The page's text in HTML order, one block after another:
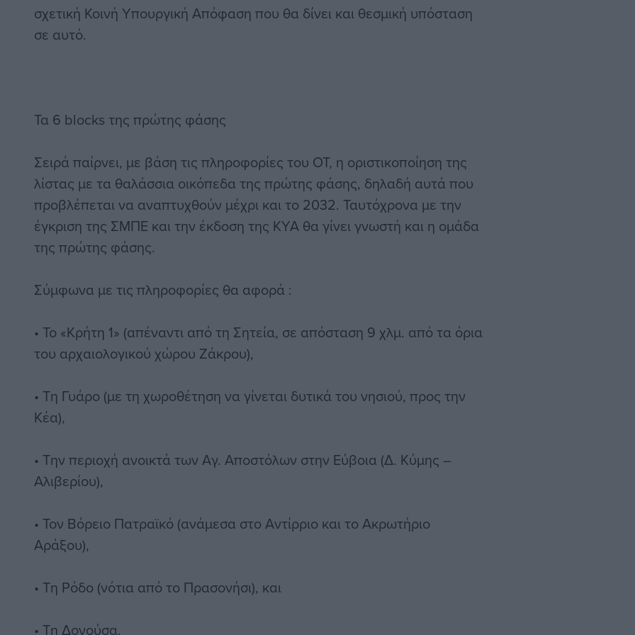
σχετική Κοινή Υπουργική Απόφαση που θα δίνει και θεσμική υπόσταση
σε αυτό.
Τα 6 blocks της πρώτης φάσης
Σειρά παίρνει, με βάση τις πληροφορίες του ΟΤ, η οριστικοποίηση της
λίστας με τα θαλάσσια οικόπεδα της πρώτης φάσης, δηλαδή αυτά που
προβλέπεται να αναπτυχθούν μέχρι και το 2032. Ταυτόχρονα με την
έγκριση της ΣΜΠΕ και την έκδοση της ΚΥΑ θα γίνει γνωστή και η ομάδα
της πρώτης φάσης.
Σύμφωνα με τις πληροφορίες θα αφορά :
• Το «Κρήτη 1» (απέναντι από τη Σητεία, σε απόσταση 9 χλμ. από τα όρια
του αρχαιολογικού χώρου Ζάκρου),
• Τη Γυάρο (με τη χωροθέτηση να γίνεται δυτικά του νησιού, προς την
Κέα),
• Την περιοχή ανοικτά των Αγ. Αποστόλων στην Εύβοια (Δ. Κύμης –
Αλιβερίου),
• Τον Βόρειο Πατραϊκό (ανάμεσα στο Αντίρριο και το Ακρωτήριο
Αράξου),
• Τη Ρόδο (νότια από το Πρασονήσι), και
• Τη Δονούσα.